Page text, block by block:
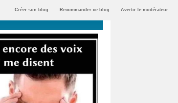
Créer son blog Recommander ce blog Avertir le modérateur